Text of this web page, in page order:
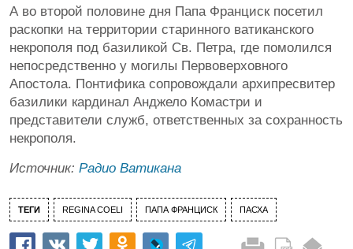
А во второй половине дня Папа Франциск посетил
раскопки на территории старинного ватиканского
некрополя под базиликой Св. Петра, где помолился
непосредственно у могилы Первоверховного
Апостола. Понтифика сопровождали архипресвитер
базилики кардинал Анджело Комастри и
представители служб, ответственных за сохранность
некрополя.
Источник: Радио Ватикана
ТЕГИ REGINA COELI ПАПА ФРАНЦИСК ПАСХА